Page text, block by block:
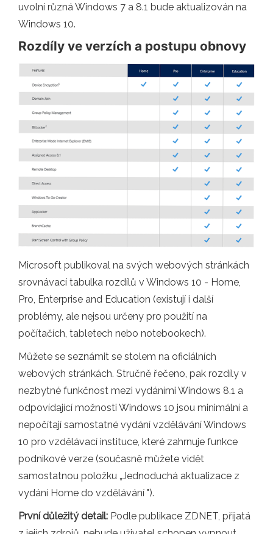
uvolní různá Windows 7 a 8.1 bude aktualizován na
Windows 10.
Rozdíly ve verzích a postupu obnovy
Microsoft publikoval na svých webových stránkách
srovnávací tabulka rozdílů v Windows 10 - Home,
Pro, Enterprise and Education (existují i ​​další
problémy, ale nejsou určeny pro použití na
počítačích, tabletech nebo notebookech).
Můžete se seznámit se stolem na oficiálních
webových stránkách. Stručně řečeno, pak rozdíly v
nezbytné funkčnost mezi vydáními Windows 8.1 a
odpovídající možnosti Windows 10 jsou minimální a
nepočítají samostatné vydání vzdělávání Windows
10 pro vzdělávací instituce, které zahrnuje funkce
podnikové verze (současně můžete vidět
samostatnou položku „Jednoduchá aktualizace z
vydání Home do vzdělávání ").
První důležitý detail: Podle publikace ZDNET, přijatá